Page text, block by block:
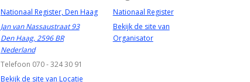
Nationaal Register, Den Haag
Jan van Nassaustraat 93
Den Haag,2596 BR
Nederland
Telefoon 070 - 324 30 91
Bekijk de site van Locatie
Nationaal Register
Bekijk de site van
Organisator